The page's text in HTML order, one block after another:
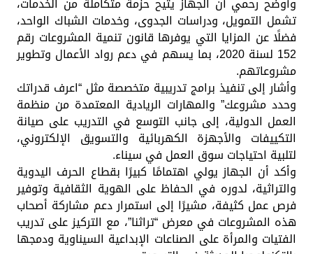
تشمل التمويل، ودراسات الجدوى، وخدمات الشباك الواحد،
فضلًا عن المزايا التي يوفرها قانون تنمية المشروعات رقم
152 لسنة 2020، بما يسهم في دعم رواد الأعمال وتطوير
مشروعاتهم.
وأشار إلى تنفيذ برامج تدريبية متخصصة مثل “اعرف قدراتك
وحدد مشروعك” والمهارات الريادية المعتمدة من منظمة
العمل الدولية، إلى جانب التوسع في التدريب على صيانة
التكييفات والأجهزة الكهربائية والتسويق الإلكتروني،
لتلبية احتياجات سوق العمل في سيناء.
وأكد أن الجهاز يولي اهتمامًا كبيرًا بقطاع الحرف اليدوية
والتراثية، لدوره في الحفاظ على الهوية الثقافية وتوفير
فرص عمل كثيفة، مشيرًا إلى استمرار دعم مشاركة أصحاب
هذه المشروعات في معرض “تراثنا”، مع التركيز على تدريب
الفتيات والمرأة على الصناعات الإبداعية السيناوية ودمجها